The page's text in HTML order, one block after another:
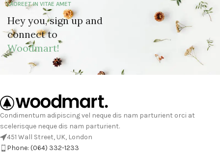
LAOREET IN VITAE AMET
Hey you, sign up and
connect to
Woodmart!
Condimentum adipiscing vel neque dis nam parturient orci at
scelerisque neque dis nam parturient.
451 Wall Street, UK, London
Phone: (064) 332-1233